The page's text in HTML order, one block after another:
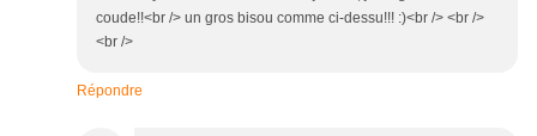
coude!!<br /> un gros bisou comme ci-dessu!!! :)<br /> <br />
<br />
Répondre